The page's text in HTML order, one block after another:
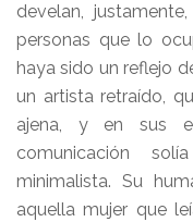
develan,
personas que lo
haya sido un reflejo
un artista retraído,
ajena, y en sus
comunicación
minimalista. Su
aquella mujer que